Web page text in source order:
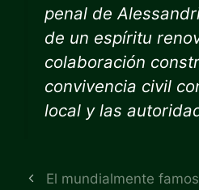
penal de
de un espíritu
colaboración
convivencia civil
local y las
El mundialmente